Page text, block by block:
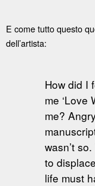
E come tutto questo
dell’artista:
How did I
me ‘Love
me?
wasn’t
to
life must